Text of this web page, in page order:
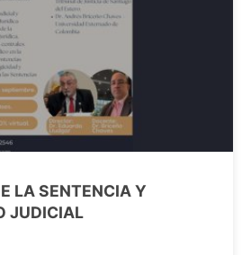
LA SENTENCIA Y
JUDICIAL